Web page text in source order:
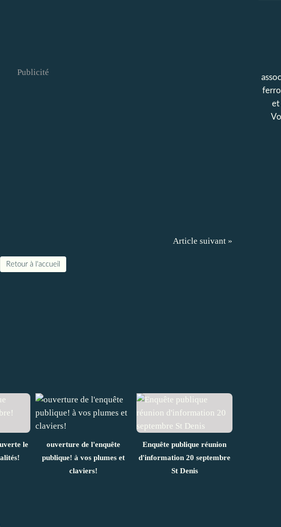
Publicité
Article suivant »
Retour à l'accueil
le
ouverture de l'enquête
publique! à vos plumes et
claviers!
Enquête publique réunion
d'information 20 septembre
St Denis
et